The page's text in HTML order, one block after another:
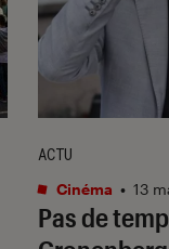
Pas de
ACTU
Cinéma • 13